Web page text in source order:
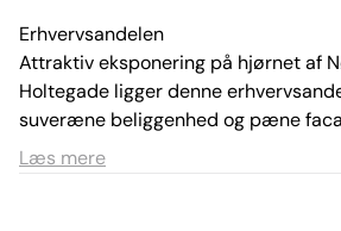
Erhvervsandelen
Attraktiv eksponering på hjørnet af
Holtegade ligger denne
suveræne beliggenhed og pæne
alle forudsætninger for at etablere en
Læs mere